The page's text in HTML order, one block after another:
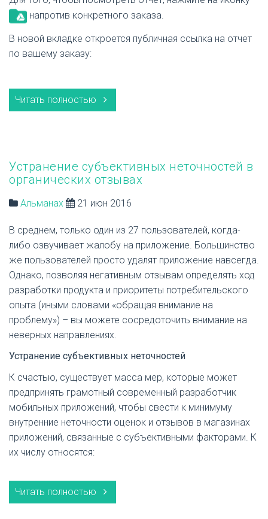
напротив конкретного заказа.
В новой вкладке откроется публичная ссылка на отчет
по вашему заказу:
Читать полностью
Устранение субъективных неточностей в
органических отзывах
Альманах 21 июн 2016
В среднем, только один из 27 пользователей, когда-
либо озвучивает жалобу на приложение. Большинство
же пользователей просто удалят приложение навсегда.
Однако, позволяя негативным отзывам определять ход
разработки продукта и приоритеты потребительского
опыта (иными словами «обращая внимание на
проблему») – вы можете сосредоточить внимание на
неверных направлениях.
Устранение субъективных неточностей
К счастью, существует масса мер, которые может
предпринять грамотный современный разработчик
мобильных приложений, чтобы свести к минимуму
внутренние неточности оценок и отзывов в магазинах
приложений, связанные с субъективными факторами. К
их числу относятся:
Читать полностью